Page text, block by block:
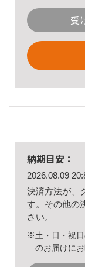
受
納期目安：
2026.08.09
決済方法が、
す。その他の
さい。
※土・日・祝
のお届けに